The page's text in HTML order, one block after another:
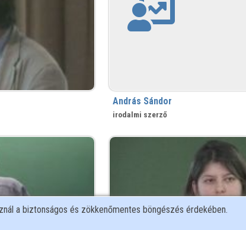
András Sándor
irodalmi szerző
a biztonságos és zökkenőmentes böngészés érdekében.